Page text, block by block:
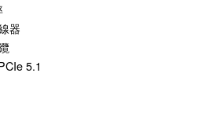
器
5.1